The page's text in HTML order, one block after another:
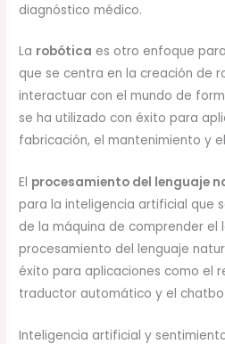
diagnóstico médico.
La robótica es otro enfoque
que se centra en la creación de
interactuar con el mundo de
se ha utilizado con éxito para
fabricación, el mantenimiento y
El procesamiento del lenguaje
para la inteligencia artificial que
de la máquina de comprender el
procesamiento del lenguaje
éxito para aplicaciones como el
traductor automático y el
Inteligencia artificial y